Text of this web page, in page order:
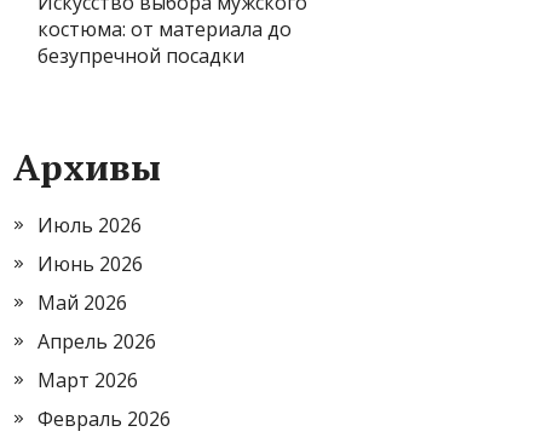
костюма: от материала до
безупречной посадки
Архивы
Июль 2026
Июнь 2026
Май 2026
Апрель 2026
Март 2026
Февраль 2026